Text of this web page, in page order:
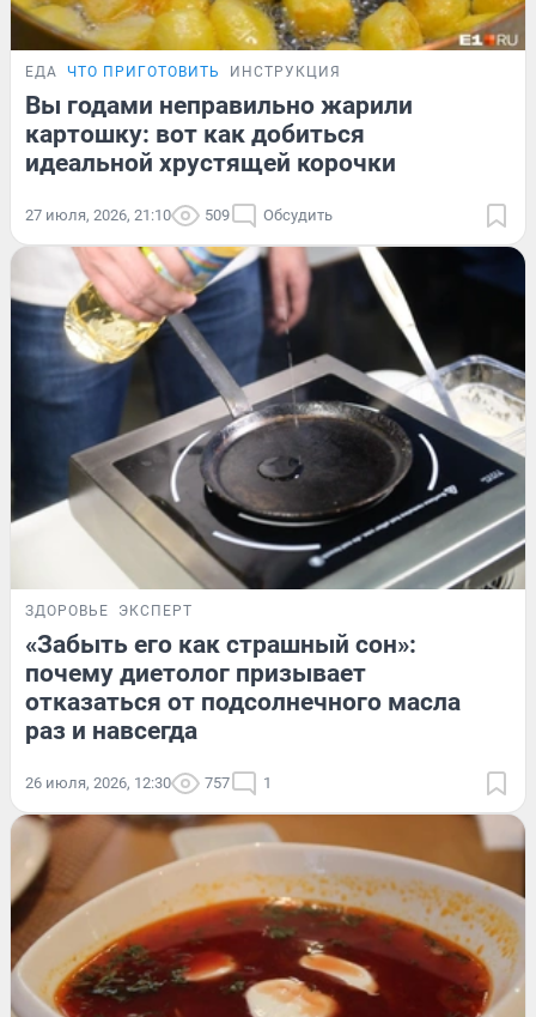
ЕДА ЧТО ПРИГОТОВИТЬ ИНСТРУКЦИЯ
Вы годами неправильно жарили
картошку: вот как добиться
идеальной хрустящей корочки
27 июля, 2026, 21:10 509 Обсудить
ЗДОРОВЬЕ ЭКСПЕРТ
«Забыть его как страшный сон»:
почему диетолог призывает
отказаться от подсолнечного масла
раз и навсегда
26 июля, 2026, 12:30 757 1